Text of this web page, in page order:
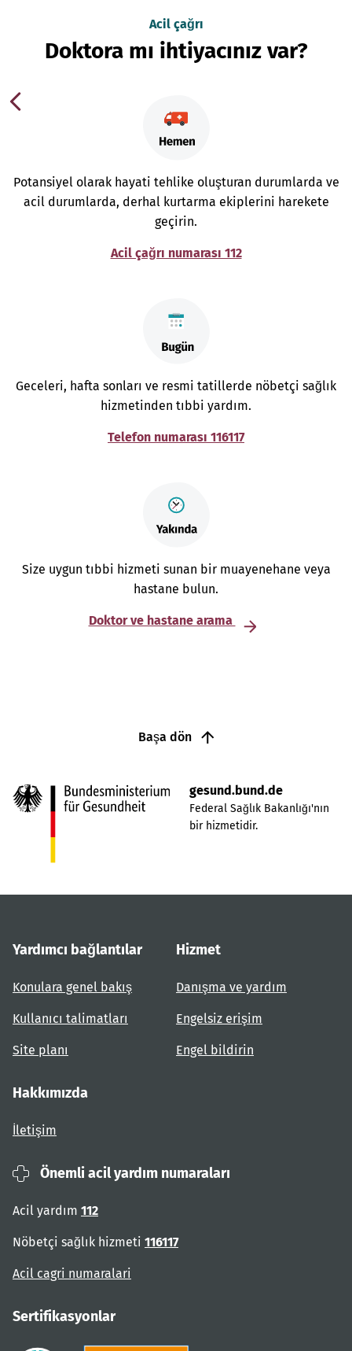
Acil çağrı
Doktora mı ihtiyacınız var?
Potansiyel olarak hayati tehlike oluşturan durumlarda ve
acil durumlarda, derhal kurtarma ekiplerini harekete
geçirin.
Acil çağrı numarası 112
Geceleri, hafta sonları ve resmi tatillerde nöbetçi sağlık
hizmetinden tıbbi yardım.
Telefon numarası 116117
Size uygun tıbbi hizmeti sunan bir muayenehane veya
hastane bulun.
Doktor ve hastane arama
Başa dön
gesund.bund.de
Federal Sağlık Bakanlığı'nın
bir hizmetidir.
Yardımcı bağlantılar
Konulara genel bakış
Kullanıcı talimatları
Site planı
Hizmet
Danışma ve yardım
Engelsiz erişim
Engel bildirin
Hakkımızda
İletişim
Önemli acil yardım numaraları
Acil yardım 112
Nöbetçi sağlık hizmeti 116117
Acil cagri numaralari
Sertifikasyonlar